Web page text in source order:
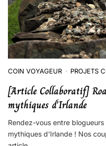
COIN VOYAGEUR PROJETS
[Article Collaboratif]
mythiques d’Irlande
Rendez-vous entre
mythiques d'Irlande ! Nos